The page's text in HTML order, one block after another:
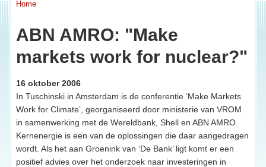
Home
ABN AMRO: "Make
markets work for nuclear?"
16 oktober 2006
In Tuschinski in Amsterdam is de conferentie ‘Make Markets
Work for Climate’, georganiseerd door ministerie van VROM
in samenwerking met de Wereldbank, Shell en ABN AMRO.
Kernenergie is een van de oplossingen die daar aangedragen
wordt. Als het aan Groenink van ‘De Bank’ ligt komt er een
positief advies over het onderzoek naar investeringen in